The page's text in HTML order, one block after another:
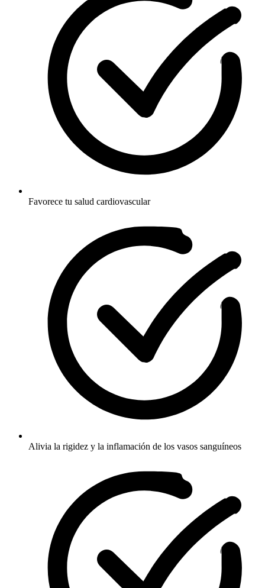
Favorece tu salud cardiovascular
Alivia la rigidez y la inflamación de los vasos sanguíneos